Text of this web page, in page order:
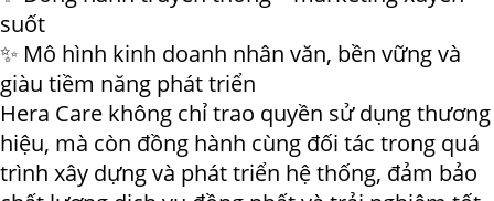
suốt
✨ Mô hình kinh doanh nhân văn, bền vững và
giàu tiềm năng phát triển
Hera Care không chỉ trao quyền sử dụng thương
hiệu, mà còn đồng hành cùng đối tác trong quá
trình xây dựng và phát triển hệ thống, đảm bảo